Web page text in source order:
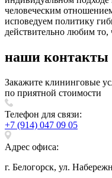
человеческим
исповедуем политику
действительно любим то,
наши контакты
Закажите клининговые
по приятной стоимости
Телефон для связи:
+7 (914) 047 09 05
Адрес офиса:
г. Белогорск, ул.